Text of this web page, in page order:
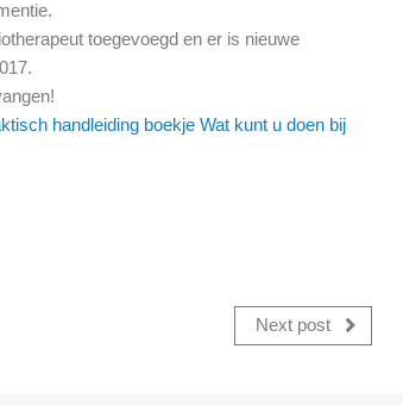
toegevoegd en er is nieuwe
handleiding boekje Wat kunt u doen bij
Next post